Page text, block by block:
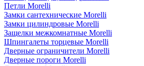
Петли Morelli
Замки сантехнические Morelli
Замки цилиндровые Morelli
Защелки межкомнатные Morelli
Шпингалеты торцевые Morelli
Дверные ограничители Morelli
Дверные пороги Morelli